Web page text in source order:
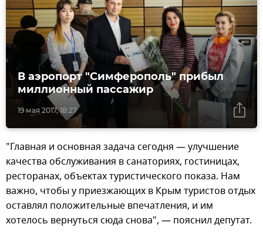
19 мая 2017, 18:27
В аэропорт "Симферополь" прибыл
миллионный пассажир
"Главная и основная задача сегодня — улучшение
качества обслуживания в санаториях, гостиницах,
ресторанах, объектах туристического показа. Нам
важно, чтобы у приезжающих в Крым туристов отдых
оставлял положительные впечатления, и им
хотелось вернуться сюда снова", — пояснил депутат.